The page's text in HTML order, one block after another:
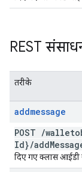
REST
तरीके
addmessage
POST /
Id}/add
दिए गए क्लास आईडी